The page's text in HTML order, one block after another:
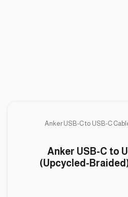
Anker USB-C to USB-C
Anker USB-C to
(Upcycled-